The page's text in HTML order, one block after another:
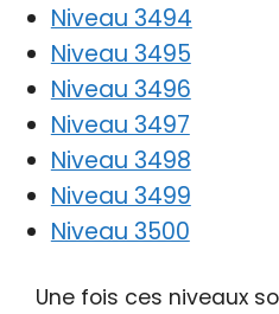
Niveau 3494
Niveau 3495
Niveau 3496
Niveau 3497
Niveau 3498
Niveau 3499
Niveau 3500
Une fois ces niveaux